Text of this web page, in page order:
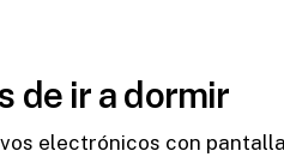
de ir a dormir
electrónicos con